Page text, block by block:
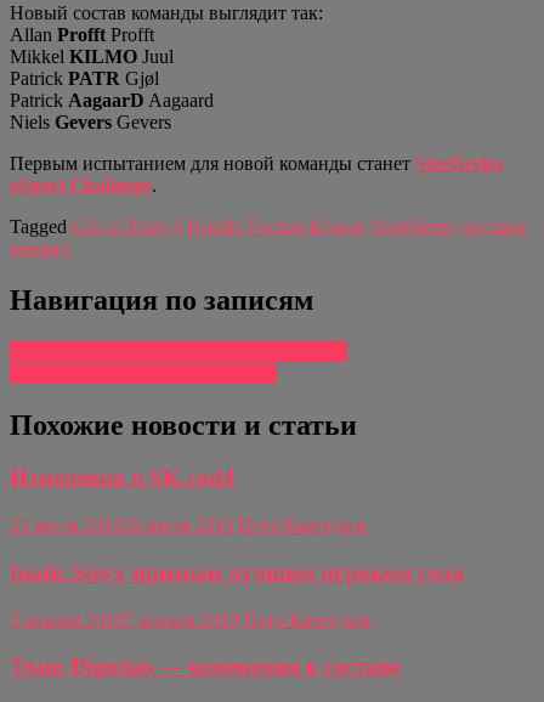
Новый состав команды выглядит так:
Allan Profft Profft
Mikkel KILMO Juul
Patrick PATR Gjøl
Patrick AagaarD Aagaard
Niels Gevers Gevers
Первым испытанием для новой команды станет SteelSeries
eSport Challenge.
Tagged Call of Duty 4 Hostile Faction Infused SteelSeries составы
команд
Навигация по записям
Похожие новости и статьи
Изменения в SK.cod4
25 июля 201026 июля 2010 Петр Картодин
fnatic.Stevy признан лучшим игроком года
5 января 20107 января 2010 Петр Картодин
Team Dignitas — изменения в составе